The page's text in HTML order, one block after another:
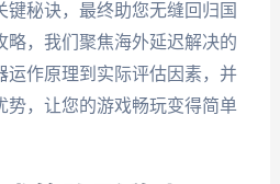
键秘诀，最终助您无缝回归国
略，我们聚焦海外延迟解决的
运作原理到实际评估因素，并
势，让您的游戏畅玩变得简单